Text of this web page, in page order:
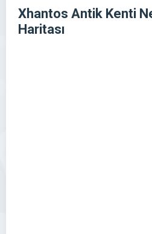
Xhantos Antik Kenti
Haritası